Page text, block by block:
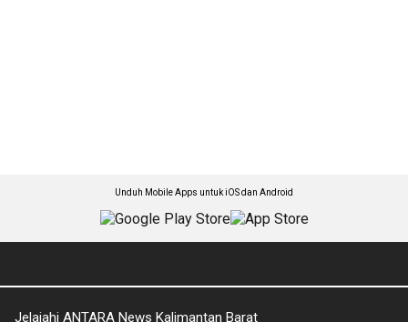
Unduh Mobile Apps untuk iOS dan Android
Jelajahi ANTARA News Kalimantan Barat